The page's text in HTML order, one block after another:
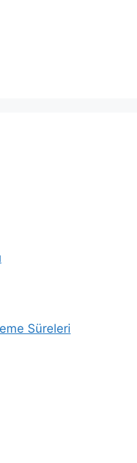
Süreleri